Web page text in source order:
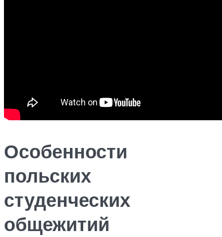
Особенности
польских
студенческих
общежитий